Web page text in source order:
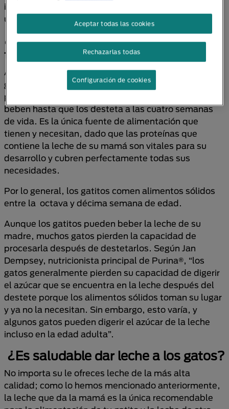
intolerancia a la lactosa producida por el déficit de
una enzima digestiva denominada lactasa.
¿Hasta cuándo los gatos
toman leche?
Al momento de nacer, la única alimentación de los
gatitos, es la leche de su madre, suficiente para
proporcionar todos los nutrientes necesarios. Ellos la
beben hasta que los desteta a las cuatro semanas
de vida. Es la única fuente de alimentación que
tienen y necesitan, dado que las proteínas que
contiene la leche de su mamá son vitales para su
desarrollo y cubren perfectamente todas sus
necesidades.
Por lo general, los gatitos comen alimentos sólidos
entre la octava y décima semana de edad.
Aunque los gatitos pueden beber la leche de su
madre, muchos gatos pierden la capacidad de
procesarla después de destetarlos. Según Jan
Dempsey, nutricionista principal de Purina®, “los
gatos generalmente pierden su capacidad de digerir
el azúcar que se encuentra en la leche después del
destete porque los alimentos sólidos toman su lugar
y ya no la necesitan. Sin embargo, esto varía, y
algunos gatos pueden digerir el azúcar de la leche
incluso en la edad adulta”.
¿Es saludable dar leche a los gatos?
No importa su le ofreces leche de la más alta
calidad; como lo hemos mencionado anteriormente,
la leche que da la mamá es la única recomendable
Rechazarlas todas
Aceptar todas las cookies
Configuración de cookies